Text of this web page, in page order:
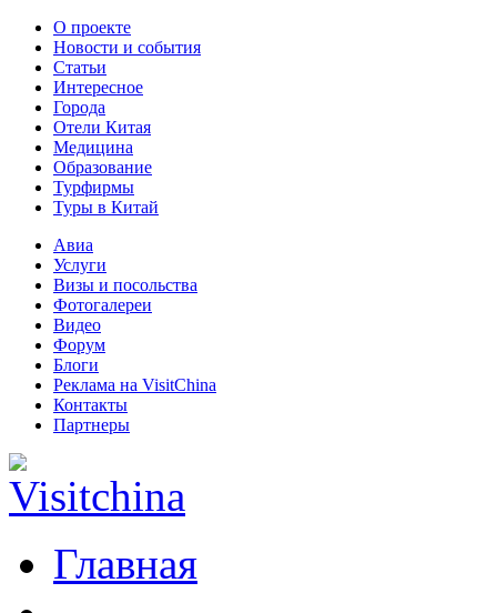
О проекте
Новости и события
Статьи
Интересное
Города
Отели Китая
Медицина
Образование
Турфирмы
Туры в Китай
Авиа
Услуги
Визы и посольства
Фотогалереи
Видео
Форум
Блоги
Реклама на VisitChina
Контакты
Партнеры
Главная